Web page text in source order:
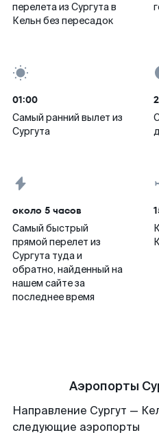
перелета из Сургута в
Кельн без пересадок
01:00
Самый ранний вылет из
Сургута
около 5 часов
Самый быстрый
прямой перелет из
Сургута туда и
обратно, найденный на
нашем сайте за
последнее время
Аэропорты
Направление Сургут —
следующие аэропорты